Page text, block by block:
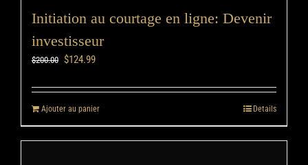
Initiation au courtage en ligne: Devenir
investisseur
$200.00 $124.99
Ajouter au panier Details